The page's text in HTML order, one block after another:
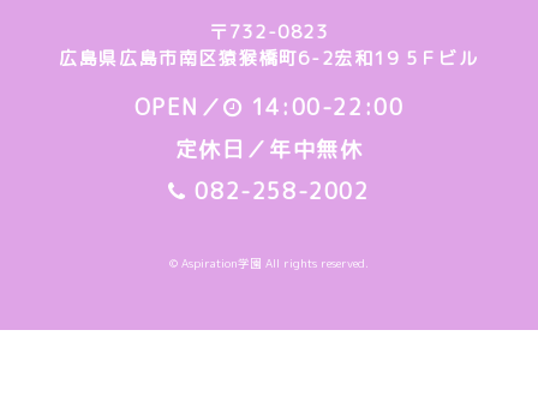
〒732-0823
広島県広島市南区猿猴橋町6-2宏和19 5Ｆビル
OPEN／
14:00-22:00
定休日／年中無休
082-258-2002
© Aspiration学園 All rights reserved.